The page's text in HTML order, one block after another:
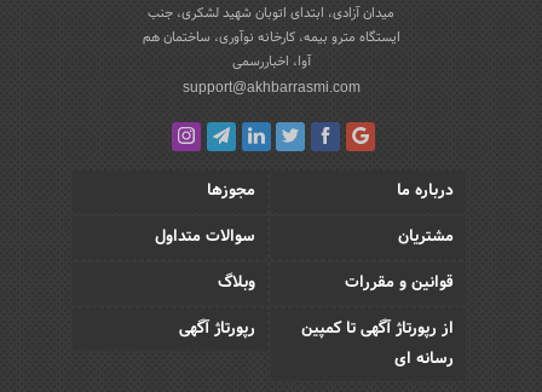
میدان آزادی، ابتدای اتوبان شهید لشکری، جنب
ایستگاه مترو بیمه، کارخانه نوآوری، ساختمان هم
آوا، اخباررسمی
support@akhbarrasmi.com
درباره ما
مجوزها
مشتریان
سوالات متداول
قوانین و مقررات
وبلاگ
از رپورتاژ آگهی تا کمپین
رسانه ای
رپورتاژ آگهی